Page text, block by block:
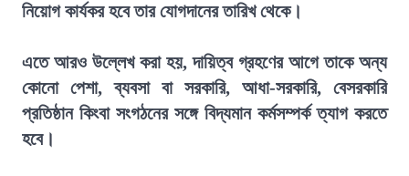
নিয়োগ কার্যকর হবে তার যোগদানের তারিখ থেকে।
এতে আরও উল্লেখ করা হয়, দায়িত্ব গ্রহণের আগে তাকে অন্য
কোনো পেশা, ব্যবসা বা সরকারি, আধা-সরকারি, বেসরকারি
প্রতিষ্ঠান কিংবা সংগঠনের সঙ্গে বিদ্যমান কর্মসম্পর্ক ত্যাগ করতে
হবে।